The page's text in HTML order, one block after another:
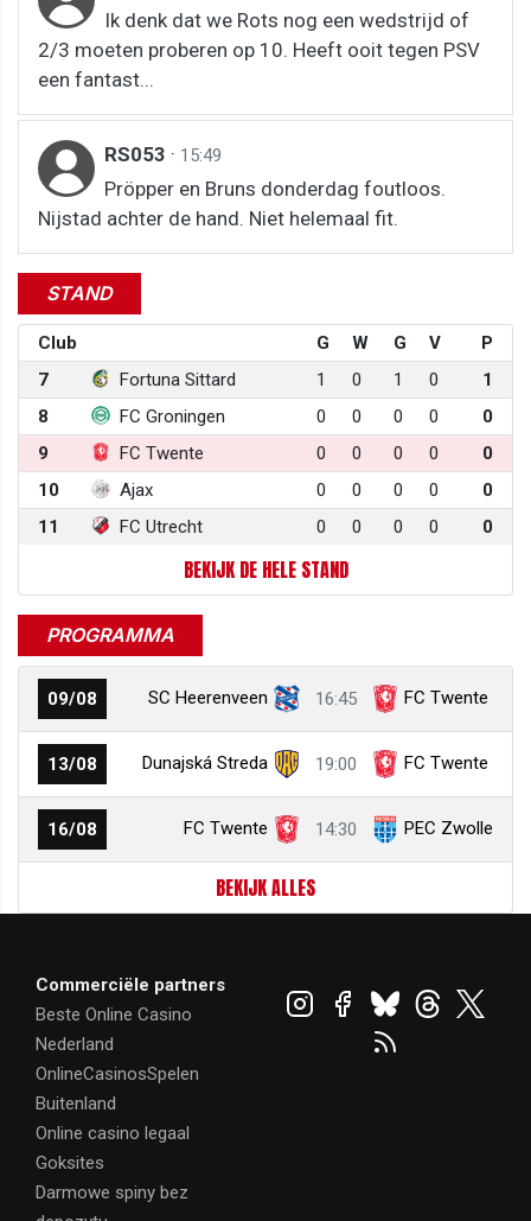
Ik denk dat we Rots nog een wedstrijd of
2/3 moeten proberen op 10. Heeft ooit tegen PSV
een fantast...
RS053 · 15:49
Pröpper en Bruns donderdag foutloos.
Nijstad achter de hand. Niet helemaal fit.
STAND
Club G W G V
P
7
Fortuna Sittard 1 0 1 0
1
8
FC Groningen 0 0 0 0
0
9
FC Twente 0 0 0 0
0
10
Ajax 0 0 0 0
0
11
FC Utrecht 0 0 0 0 0
BEKIJK DE HELE STAND
PROGRAMMA
09/08 SC Heerenveen 16:45 FC Twente
13/08 Dunajská Streda 19:00 FC Twente
16/08 FC Twente 14:30 PEC Zwolle
BEKIJK ALLES
Commerciële partners
Beste Online Casino
Nederland
OnlineCasinosSpelen
Buitenland
Online casino legaal
Goksites
Darmowe spiny bez